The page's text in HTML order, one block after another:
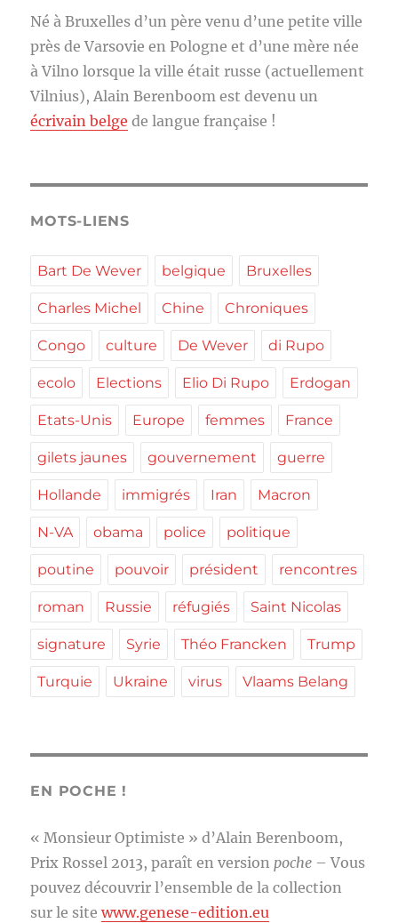
Né à Bruxelles d’un père venu d’une petite ville
près de Varsovie en Pologne et d’une mère née
à Vilno lorsque la ville était russe (actuellement
Vilnius), Alain Berenboom est devenu un
écrivain belge de langue française !
MOTS-LIENS
Bart De Wever belgique Bruxelles
Charles Michel Chine Chroniques
Congo culture De Wever di Rupo
ecolo Elections Elio Di Rupo Erdogan
Etats-Unis Europe femmes France
gilets jaunes gouvernement guerre
Hollande immigrés Iran Macron
N-VA obama police politique
poutine pouvoir président rencontres
roman Russie réfugiés Saint Nicolas
signature Syrie Théo Francken Trump
Turquie Ukraine virus Vlaams Belang
EN POCHE !
« Monsieur Optimiste » d’Alain Berenboom,
Prix Rossel 2013, paraît en version poche – Vous
pouvez découvrir l’ensemble de la collection
sur le sitewww.genese-edition.eu